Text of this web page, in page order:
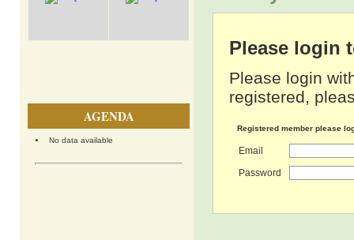
AGENDA
No data available
Please login
Please login
registered,
Registered member please
Email
Password